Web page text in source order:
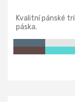
Kvalitní pánské
páska.